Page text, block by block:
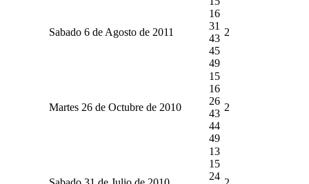
Sabado 6 de Agosto de 2011
16
31
43
45
49
2
Martes 26 de Octubre de 2010
15
16
26
43
44
49
2
13
15
24